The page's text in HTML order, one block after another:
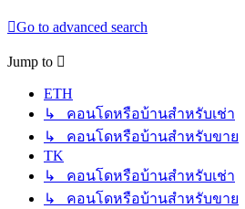
Go to advanced search
Jump to
ETH
↳ คอนโดหรือบ้านสำหรับเช่า
↳ คอนโดหรือบ้านสำหรับขาย
TK
↳ คอนโดหรือบ้านสำหรับเช่า
↳ คอนโดหรือบ้านสำหรับขาย